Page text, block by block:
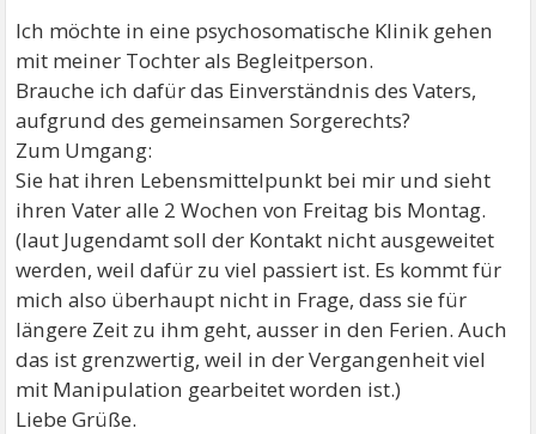
Ich möchte in eine psychosomatische Klinik gehen
mit meiner Tochter als Begleitperson.
Brauche ich dafür das Einverständnis des Vaters,
aufgrund des gemeinsamen Sorgerechts?
Zum Umgang:
Sie hat ihren Lebensmittelpunkt bei mir und sieht
ihren Vater alle 2 Wochen von Freitag bis Montag.
(laut Jugendamt soll der Kontakt nicht ausgeweitet
werden, weil dafür zu viel passiert ist. Es kommt für
mich also überhaupt nicht in Frage, dass sie für
längere Zeit zu ihm geht, ausser in den Ferien. Auch
das ist grenzwertig, weil in der Vergangenheit viel
mit Manipulation gearbeitet worden ist.)
Liebe Grüße.